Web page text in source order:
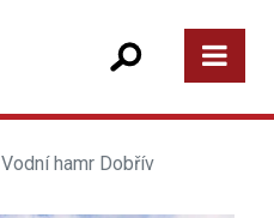
Vodní hamr Dobřív